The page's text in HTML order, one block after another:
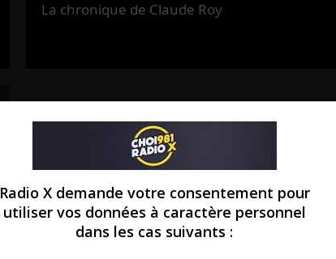
La chronique de Claude Roy
Radio X demande votre consentement pour
utiliser vos données à caractère personnel
dans les cas suivants :